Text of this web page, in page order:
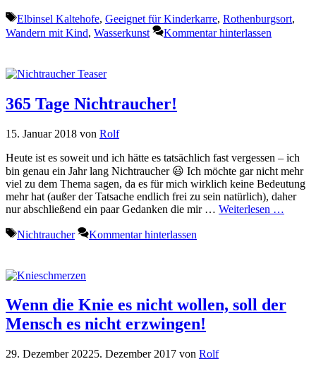
Schlagwörter
Elbinsel Kaltehofe, Geeignet für Kinderkarre, Rothenburgsort,
Wandern mit Kind, Wasserkunst Kommentar hinterlassen
365 Tage Nichtraucher!
15. Januar 2018 von Rolf
Heute ist es soweit und ich hätte es tatsächlich fast vergessen – ich
bin genau ein Jahr lang Nichtraucher 😃 Ich möchte gar nicht mehr
viel zu dem Thema sagen, da es für mich wirklich keine Bedeutung
mehr hat (außer der Tatsache endlich frei zu sein natürlich), daher
nur abschließend ein paar Gedanken die mir … Weiterlesen …
Schlagwörter
Nichtraucher Kommentar hinterlassen
Wenn die Knie es nicht wollen, soll der
Mensch es nicht erzwingen!
29. Dezember 20225. Dezember 2017 von Rolf